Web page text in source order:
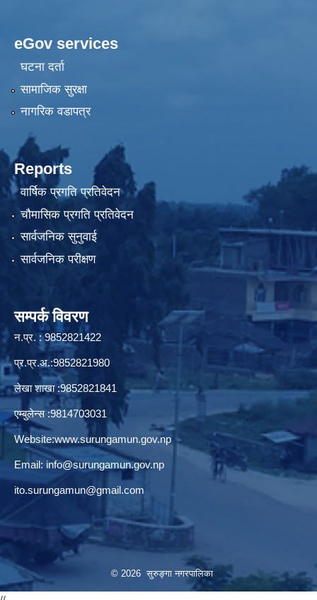
eGov services
घटना दर्ता
सामाजिक सुरक्षा
नागरिक वडापत्र
Reports
वार्षिक प्रगति प्रतिवेदन
चौमासिक प्रगति प्रतिवेदन
सार्वजनिक सुनुवाई
सार्वजनिक परीक्षण
सम्पर्क विवरण
न.प्र. : 9852821422
प्र.प्र.अ.:9852821980
लेखा शाखा :9852821841
एम्बुलेन्स :9814703031
Website:www.surungamun.gov.np
Email: info@surungamun.gov.np
ito.surungamun@gmail.com
© 2026 सुरुङ्‍गा नगरपालिका